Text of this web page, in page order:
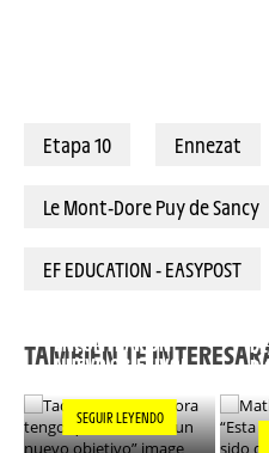
Etapa 10 Ennezat
Le Mont-Dore Puy de Sancy
EF EDUCATION - EASYPOST
TAMBIÉN TE
ENCONTRAR UN
NUEVO OBJETIVO”
SEGUIR LEYENDO